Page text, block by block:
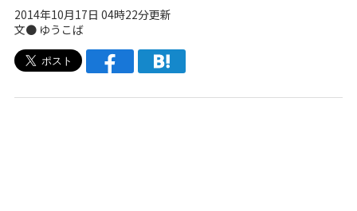
2014年10月17日 04時22分更新
文● ゆうこば